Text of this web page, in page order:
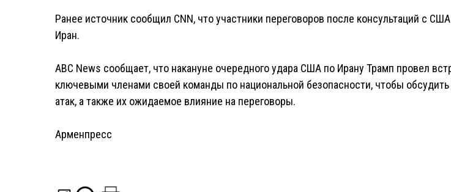
Ранее источник сообщил CNN, что участники переговоров после консультаций с
Иран.
ABC News сообщает, что накануне очередного удара США по Ирану Трамп провел
ключевыми членами своей команды по национальной безопасности, чтобы
атак, а также их ожидаемое влияние на переговоры.
Арменпресс